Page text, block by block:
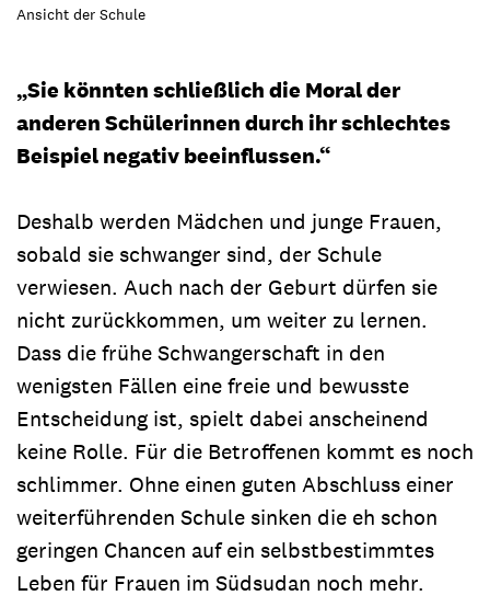
Ansicht der Schule
„Sie könnten schließlich die Moral der
anderen Schülerinnen durch ihr schlechtes
Beispiel negativ beeinflussen.“
Deshalb werden Mädchen und junge Frauen,
sobald sie schwanger sind, der Schule
verwiesen. Auch nach der Geburt dürfen sie
nicht zurückkommen, um weiter zu lernen.
Dass die frühe Schwangerschaft in den
wenigsten Fällen eine freie und bewusste
Entscheidung ist, spielt dabei anscheinend
keine Rolle. Für die Betroffenen kommt es noch
schlimmer. Ohne einen guten Abschluss einer
weiterführenden Schule sinken die eh schon
geringen Chancen auf ein selbstbestimmtes
Leben für Frauen im Südsudan noch mehr.